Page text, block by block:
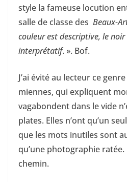
style la fameuse locution
salle de classe des Beaux-
couleur est descriptive, le
interprétatif. ». Bof.
J’ai évité au lecteur ce
miennes, qui expliquent
vagabondent dans le vide
plates. Elles n’ont qu’un
que les mots inutiles sont
qu’une photographie
chemin.